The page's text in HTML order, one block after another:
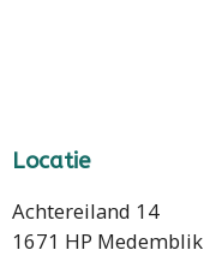
Locatie
Achtereiland 14
1671 HP Medemblik